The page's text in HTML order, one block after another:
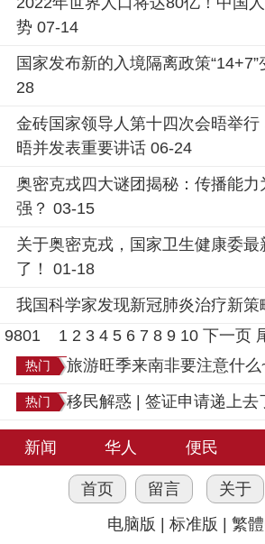
势 07-14
国家发布新的入境隔离政策“14+7”
28
金砖国家领导人第十四次会晤举行
晤并发表重要讲话 06-24
奥密克戎四大谜团揭秘：传播能力
强？ 03-15
关于奥密克戎，国家卫生健康委最
了！ 01-18
我国科学家发现新冠肺炎治疗新策
9801
1 2 3 4 5 6 7 8 9 10 下一页
热门 旅游旺季来南非要注意什么
热门
移民解惑 | 签证申请递上去
果？
新闻
华人 便民
首页 留言 关于
电脑版
标准版 繁